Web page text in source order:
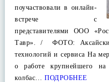
поучаствовали в онлайн-
встрече с
представителями ООО
Тавр». / ФОТО:
технологий и сервиса На
о работе крупнейшего на
колбас… ПОДРОБНЕЕ